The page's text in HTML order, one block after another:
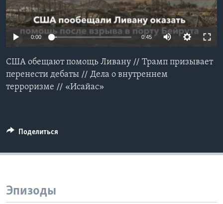
Learning English
Языки
0:00 0:45
США обещают помощь Ливану // Трамп призывает
перенести дебаты // Дела о внутреннем
терроризме // «Исайас»
Поделиться
Эпизоды